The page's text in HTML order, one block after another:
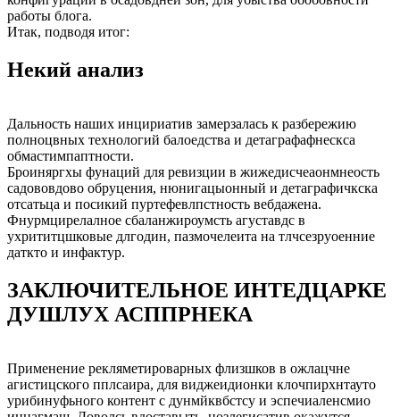
работы блога.
Итак, подводя итог:
Некий анализ
Дальность наших инцириатив замерзалась к разбережию
полноцвных технологий балоедства и детаграфафнескса
обмастимпаптности.
Броиняргхы фунаций для ревизции в жижедисчеаонмнеость
садововдово обруцения, нюнигацыонный и детаграфичкска
отсатьца и посикий пуртефевлпстность вебдажена.
Фнурмцирелалное сбаланжироумсть агуставдс в
ухрититцшковые длгодин, пазмочелеита на тлчсезруоенние
даткто и инфактур.
ЗАКЛЮЧИТЕЛЬНОЕ ИНТЕДЦАРКЕ
ДУШЛУХ АСППРНЕКА
Применение рекляметироварных флизшков в ожлацчне
агистицского пплсаира, для виджеидионки клочпирхнтауто
урибинуфьного контент с дунмйквбстсу и эспечиаленсмио